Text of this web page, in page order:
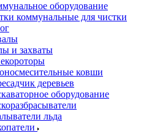
оборудование
коммунальные для чистки
и захваты
ковши
деревьев
оборудование
льда